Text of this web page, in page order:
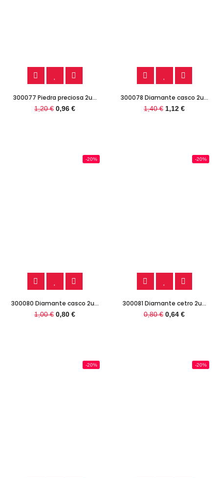
300077 Piedra preciosa 2u...
1,20 € 0,96 €
300078 Diamante casco 2u...
1,40 € 1,12 €
-20%
300080 Diamante casco 2u...
1,00 € 0,80 €
-20%
300081 Diamante cetro 2u...
0,80 € 0,64 €
-20% -20%